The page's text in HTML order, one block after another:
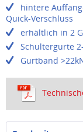
hintere
Quick-Verschluss
erhältlich in 2
Schultergurte
Gurtband